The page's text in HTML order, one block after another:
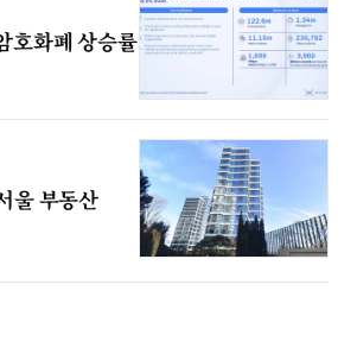
호화폐 상승률
울 부동산